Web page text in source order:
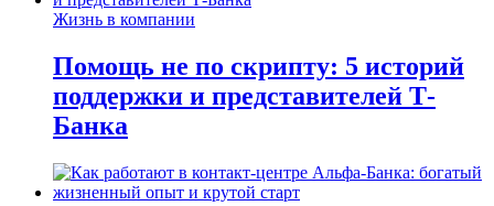
Жизнь в компании
Помощь не по скрипту: 5 историй
поддержки и представителей Т-
Банка